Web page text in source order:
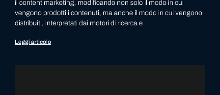
il content marketing, modificando non solo il modo in cui
vengono prodotti i contenuti, ma anche il modo in cui vengono
distribuiti, interpretati dai motori di ricerca e
Leggi articolo